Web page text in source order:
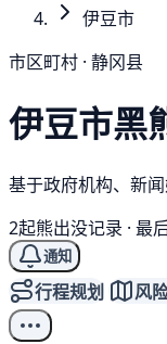
伊豆市
市区町村 · 静冈县
伊豆市黑
基于政府机构、新
2起熊出没记录 · 最
通知
行程规划 风